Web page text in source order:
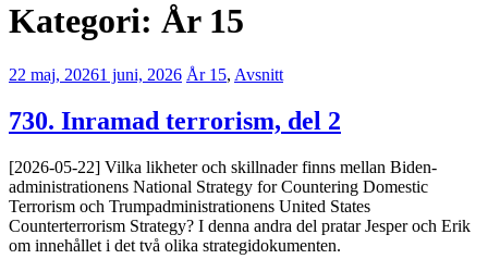
Kategori: År 15
22 maj, 20261 juni, 2026 Erik
År 15, Avsnitt
730. Inramad terrorism, del 2
[2026-05-22] Vilka likheter och skillnader finns mellan Biden-
administrationens National Strategy for Countering Domestic
Terrorism och Trumpadministrationens United States
Counterterrorism Strategy? I denna andra del pratar Jesper och Erik
om innehållet i det två olika strategidokumenten.